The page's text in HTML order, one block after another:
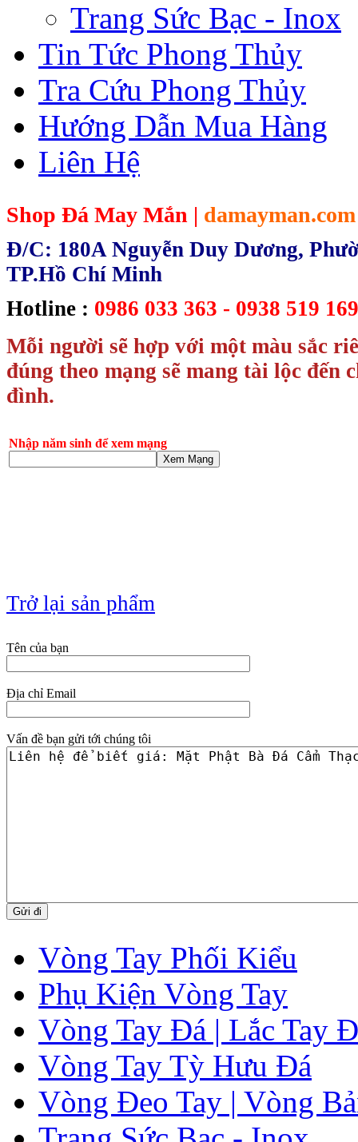
Trang Sức Bạc - Inox
Tin Tức Phong Thủy
Tra Cứu Phong Thủy
Hướng Dẫn Mua Hàng
Liên Hệ
Shop Đá May Mắn | damayman.com
Đ/C: 180A Nguyễn Duy Dương,
TP.Hồ Chí Minh
Hotline : 0986 033 363 - 0938 519
Mỗi người sẽ hợp với một màu sắc
đúng theo mạng sẽ mang tài lộc đến
đình.
Nhập năm sinh để xem mạng
Xem Mạng
Trở lại sản phẩm
Tên của bạn
Địa chỉ Email
Vấn đề bạn gửi tới chúng tôi
Vòng Tay Phối Kiểu
Phụ Kiện Vòng Tay
Vòng Tay Đá | Lắc Tay
Vòng Tay Tỳ Hưu Đá
Vòng Đeo Tay | Vòng